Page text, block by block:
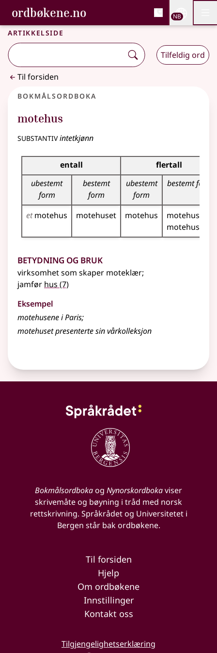
Gå til hovedinnhold
Tilgjengelighet
ordbøkene.no, Bokmålsordboka og
Bokmålsordboka og Nynorskordboka
NB
Artikkelside
Tilfeldig ord
Til forsiden
Bokmålsordboka
motehus
substantivintetkjønn
Bøyingstabell for dette substantivet
entall
flertall
ubestemt
form
bestemt
form
ubestemt
form
bestemt form
etmotehus motehuset motehus
motehusa
motehusene
Betydning og bruk
virksomhet som skaper moteklær;
jamfør hus (7)
Eksempel
motehusenei Paris;
motehusetpresenterte sin vårkolleksjon
Bokmålsordbokaog Nynorskordbokaviser
skrivemåte og bøyning i tråd med norsk
rettskrivning. Språkrådet og Universitetet i
Bergen står bak ordbøkene.
Til forsiden
Hjelp
Om ordbøkene
Innstillinger
Kontakt oss
Tilgjengelighetserklæring